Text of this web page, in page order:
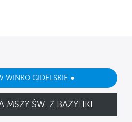
WINKO GIDELSKIE ●
MSZY ŚW. Z BAZYLIKI